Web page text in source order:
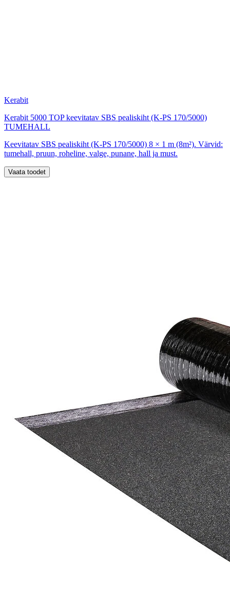
Kerabit
Kerabit 5000 TOP keevitatav SBS pealiskiht (K-PS 170/5000)
TUMEHALL
Keevitatav SBS pealiskiht (K-PS 170/5000) 8 × 1 m (8m²). Värvid:
tumehall, pruun, roheline, valge, punane, hall ja must.
Vaata toodet